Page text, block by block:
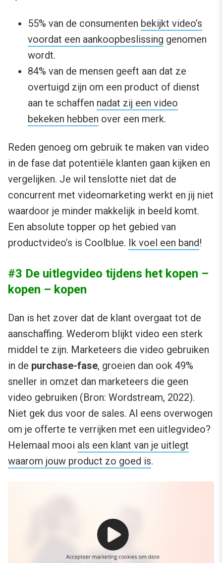
55% van de consumenten bekijkt video’s
voordat een aankoopbeslissing genomen
wordt.
84% van de mensen geeft aan dat ze
overtuigd zijn om een product of dienst
aan te schaffen nadat zij een video
bekeken hebben over een merk.
Reden genoeg om gebruik te maken van video
in de fase dat potentiële klanten gaan kijken en
vergelijken. Je wil tenslotte niet dat de
concurrent met videomarketing werkt en jij niet
waardoor je minder makkelijk in beeld komt.
Een absolute topper op het gebied van
productvideo’s is Coolblue. Ik voel een band!
#3 De uitlegvideo tijdens het kopen –
kopen – kopen
Dan is het zover dat de klant overgaat tot de
aanschaffing. Wederom blijkt video een sterk
middel te zijn. Marketeers die video gebruiken
in de purchase-fase, groeien dan ook 49%
sneller in omzet dan marketeers die geen
video gebruiken (Bron: Wordstream, 2022).
Niet gek dus voor de sales. Al eens overwogen
om je offerte te verrijken met een uitlegvideo?
Helemaal mooi als een klant van je uitlegt
waarom jouw product zo goed is.